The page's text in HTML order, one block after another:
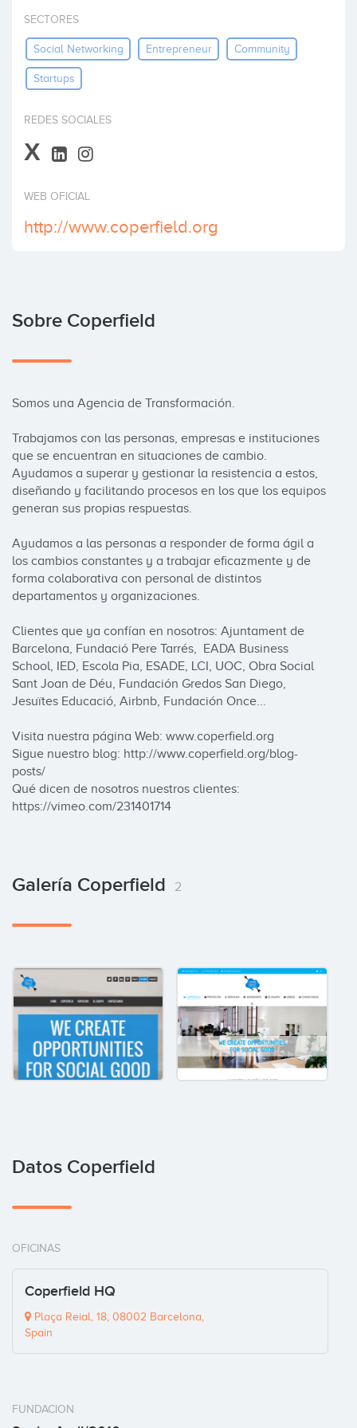
Invertir
SECTORES
Social Networking Entrepreneur Community
Startups
REDES SOCIALES
X
WEB OFICIAL
http://www.coperfield.org
Sobre Coperfield
Somos una Agencia de Transformación.
Trabajamos con las personas, empresas e instituciones
que se encuentran en situaciones de cambio.
Ayudamos a superar y gestionar la resistencia a estos,
diseñando y facilitando procesos en los que los equipos
generan sus propias respuestas.
Ayudamos a las personas a responder de forma ágil a
los cambios constantes y a trabajar eficazmente y de
forma colaborativa con personal de distintos
departamentos y organizaciones.
Clientes que ya confían en nosotros: Ajuntament de
Barcelona, Fundació Pere Tarrés,  EADA Business
School, IED, Escola Pia, ESADE, LCI, UOC, Obra Social
Sant Joan de Déu, Fundación Gredos San Diego,
Jesuïtes Educació, Airbnb, Fundación Once...
Visita nuestra página Web: www.coperfield.org
Sigue nuestro blog: http://www.coperfield.org/blog-
posts/
Qué dicen de nosotros nuestros clientes:
https://vimeo.com/231401714
Galería Coperfield 2
Datos Coperfield
OFICINAS
Coperfield HQ
Plaça Reial, 18, 08002 Barcelona,
Spain
FUNDACION